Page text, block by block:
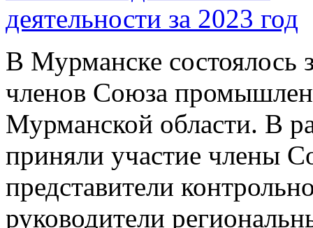
В Мурманске состоялось
членов Союза
Мурманской области. В
приняли участие члены
представители
руководители